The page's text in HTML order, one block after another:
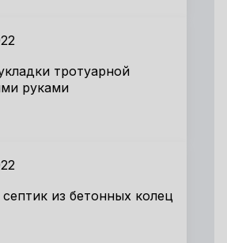
тротуарной
руками
из бетонных колец